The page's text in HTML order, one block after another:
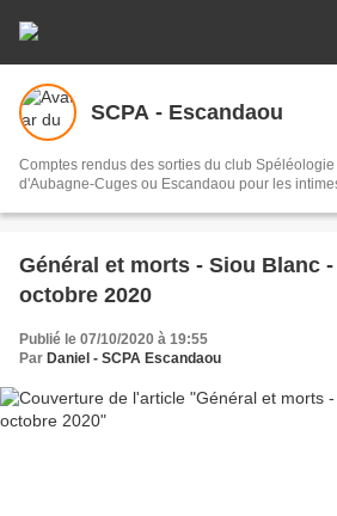
SCPA - Escandaou
Comptes rendus des sorties du club
d'Aubagne-Cuges ou Escandaou pour les
Général et morts - Siou Blanc
octobre 2020
Publié le 07/10/2020 à 19:55
Par Daniel - SCPA Escandaou